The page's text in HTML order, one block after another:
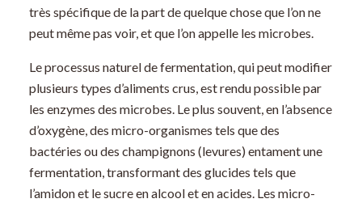
très spécifique de la part de quelque chose que l’on ne
peut même pas voir, et que l’on appelle les microbes.
Le processus naturel de fermentation, qui peut modifier
plusieurs types d’aliments crus, est rendu possible par
les enzymes des microbes. Le plus souvent, en l’absence
d’oxygène, des micro-organismes tels que des
bactéries ou des champignons (levures) entament une
fermentation, transformant des glucides tels que
l’amidon et le sucre en alcool et en acides. Les micro-